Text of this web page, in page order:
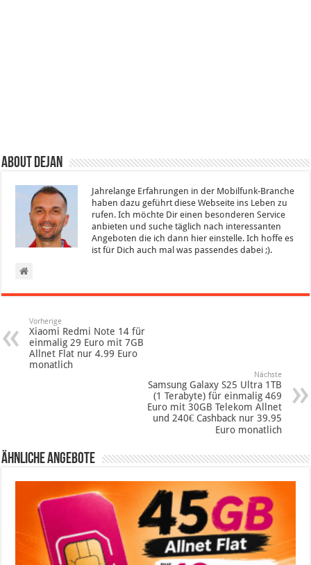
About Dejan
Jahrelange Erfahrungen in der Mobilfunk-Branche
haben dazu geführt diese Webseite ins Leben zu
rufen. Ich möchte Dir einen besonderen Service
anbieten und suche täglich nach interessanten
Angeboten die ich dann hier einstelle. Ich hoffe es
ist für Dich auch mal was passendes dabei ;).
Vorherige
Xiaomi Redmi Note 14 für
einmalig 29 Euro mit 7GB
Allnet Flat nur 4.99 Euro
monatlich
Nächste
Samsung Galaxy S25 Ultra 1TB
(1 Terabyte) für einmalig 469
Euro mit 30GB Telekom Allnet
und 240€ Cashback nur 39.95
Euro monatlich
Ähnliche Angebote